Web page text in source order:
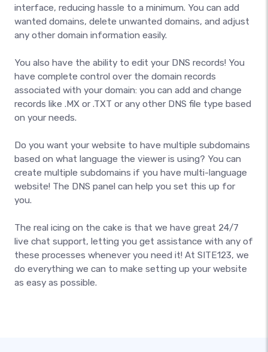
interface, reducing hassle to a minimum. You can add
wanted domains, delete unwanted domains, and adjust
any other domain information easily.
You also have the ability to edit your DNS records! You
have complete control over the domain records
associated with your domain: you can add and change
records like .MX or .TXT or any other DNS file type based
on your needs.
Do you want your website to have multiple subdomains
based on what language the viewer is using? You can
create multiple subdomains if you have multi-language
website! The DNS panel can help you set this up for
you.
The real icing on the cake is that we have great 24/7
live chat support, letting you get assistance with any of
these processes whenever you need it! At SITE123, we
do everything we can to make setting up your website
as easy as possible.